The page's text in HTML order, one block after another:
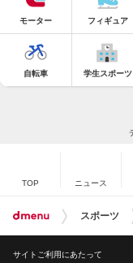
モーター フィギュア
自転車 学生スポーツ
TOP ニュース
スポーツ
サイトご利用にあたって